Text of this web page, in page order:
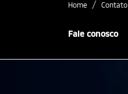
Home Contato
Fale conosco